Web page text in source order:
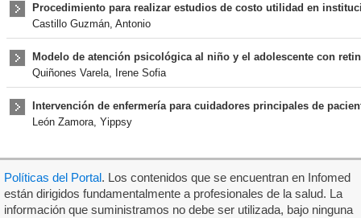
Procedimiento para realizar estudios de costo utilidad en
Castillo Guzmán, Antonio
Modelo de atención psicológica al niño y el adolescente con
Quiñones Varela, Irene Sofia
Intervención de enfermería para cuidadores principales de
León Zamora, Yippsy
Políticas del Portal. Los contenidos que se encuentran en Infomed
están dirigidos fundamentalmente a profesionales de la salud. La
información que suministramos no debe ser utilizada, bajo ninguna